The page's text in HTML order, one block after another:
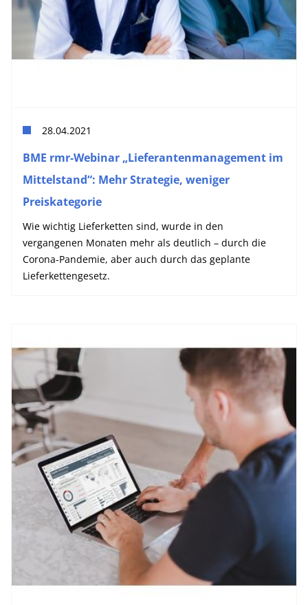
28.04.2021
BME rmr-Webinar „Lieferantenmanagement im
Mittelstand“: Mehr Strategie, weniger
Preiskategorie
Wie wichtig Lieferketten sind, wurde in den
vergangenen Monaten mehr als deutlich – durch die
Corona-Pandemie, aber auch durch das geplante
Lieferkettengesetz.